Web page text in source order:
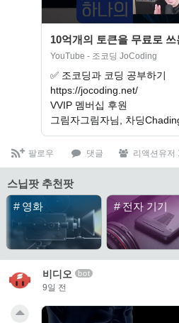
10억개의 토큰을 무료로
YouTube - 조코딩 JoCoding
✅ 조코딩과 코딩 공부하기
https://jocoding.net/
VVIP 멤버십 후원
그림자그림자님, 차딩
팔로우 댓글 리액션유저
스닙팟 추천팟
# 영화 #전자 기기
비디오 bot
9일 전